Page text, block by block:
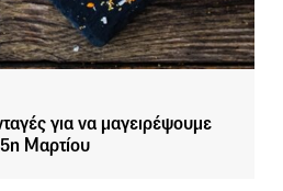
για να μαγειρέψουμε
Μαρτίου